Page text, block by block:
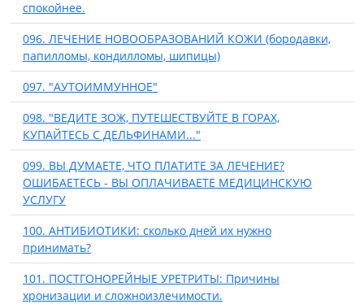
спокойнее.
096. ЛЕЧЕНИЕ НОВООБРАЗОВАНИЙ КОЖИ (бородавки,
папилломы, кондилломы, шипицы)
097. "АУТОИММУННОЕ"
098. "ВЕДИТЕ ЗОЖ, ПУТЕШЕСТВУЙТЕ В ГОРАХ,
КУПАЙТЕСЬ С ДЕЛЬФИНАМИ..."
099. ВЫ ДУМАЕТЕ, ЧТО ПЛАТИТЕ ЗА ЛЕЧЕНИЕ?
ОШИБАЕТЕСЬ - ВЫ ОПЛАЧИВАЕТЕ МЕДИЦИНСКУЮ
УСЛУГУ
100. АНТИБИОТИКИ: сколько дней их нужно
принимать?
101. ПОСТГОНОРЕЙНЫЕ УРЕТРИТЫ: Причины
хронизации и сложноизлечимости.